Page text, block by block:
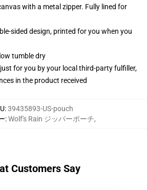
with a metal zipper. Fully lined for
sided design, printed for you when you
tumble dry
for you by your local third-party fulfiller,
in the product received
:39435893-US-pouch
:Wolf's Rain ジッパーポーチ,
Customers Say